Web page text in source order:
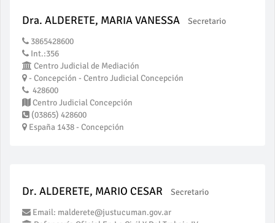
Dra. ALDERETE, MARIA VANESSA
Secretario
3865428600
Int.:356
Centro Judicial de Mediación
- Concepción - Centro Judicial Concepción
428600
Centro Judicial Concepción
(03865) 428600
España 1438 - Concepción
Dr. ALDERETE, MARIO CESAR
Secretario
Email: malderete@justucuman.gov.ar